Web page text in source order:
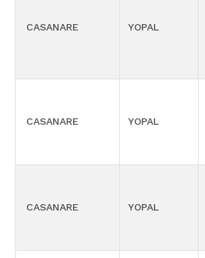
CASANARE YOPAL
CASANARE YOPAL
CASANARE YOPAL